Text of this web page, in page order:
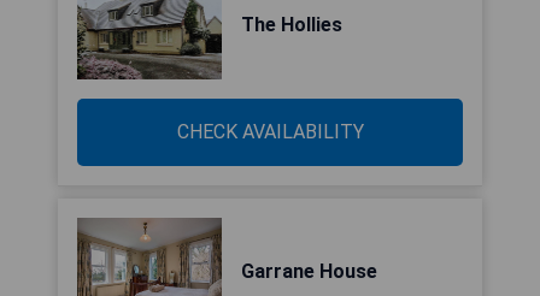
The Hollies
CHECK AVAILABILITY
Garrane House